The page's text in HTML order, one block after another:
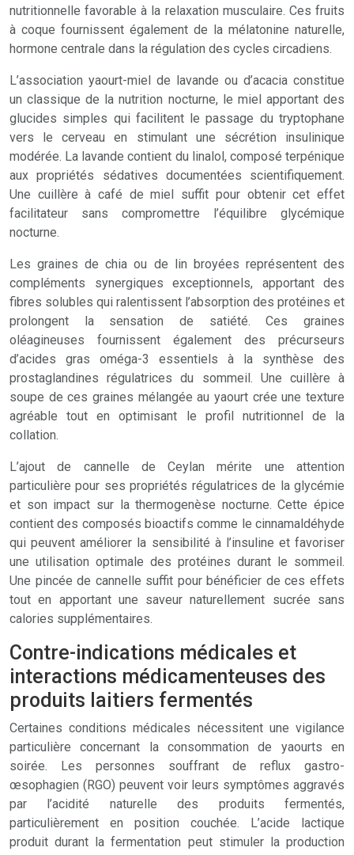
nutritionnelle favorable à la relaxation musculaire. Ces fruits
à coque fournissent également de la mélatonine naturelle,
hormone centrale dans la régulation des cycles circadiens.
L’association yaourt-miel de lavande ou d’acacia constitue
un classique de la nutrition nocturne, le miel apportant des
glucides simples qui facilitent le passage du tryptophane
vers le cerveau en stimulant une sécrétion insulinique
modérée. La lavande contient du linalol, composé terpénique
aux propriétés sédatives documentées scientifiquement.
Une cuillère à café de miel suffit pour obtenir cet effet
facilitateur sans compromettre l’équilibre glycémique
nocturne.
Les graines de chia ou de lin broyées représentent des
compléments synergiques exceptionnels, apportant des
fibres solubles qui ralentissent l’absorption des protéines et
prolongent la sensation de satiété. Ces graines
oléagineuses fournissent également des précurseurs
d’acides gras oméga-3 essentiels à la synthèse des
prostaglandines régulatrices du sommeil. Une cuillère à
soupe de ces graines mélangée au yaourt crée une texture
agréable tout en optimisant le profil nutritionnel de la
collation.
L’ajout de cannelle de Ceylan mérite une attention
particulière pour ses propriétés régulatrices de la glycémie
et son impact sur la thermogenèse nocturne. Cette épice
contient des composés bioactifs comme le cinnamaldéhyde
qui peuvent améliorer la sensibilité à l’insuline et favoriser
une utilisation optimale des protéines durant le sommeil.
Une pincée de cannelle suffit pour bénéficier de ces effets
tout en apportant une saveur naturellement sucrée sans
calories supplémentaires.
Contre-indications médicales et
interactions médicamenteuses des
produits laitiers fermentés
Certaines conditions médicales nécessitent une vigilance
particulière concernant la consommation de yaourts en
soirée. Les personnes souffrant de reflux gastro-
œsophagien (RGO) peuvent voir leurs symptômes aggravés
par l’acidité naturelle des produits fermentés,
particulièrement en position couchée. L’acide lactique
produit durant la fermentation peut stimuler la production